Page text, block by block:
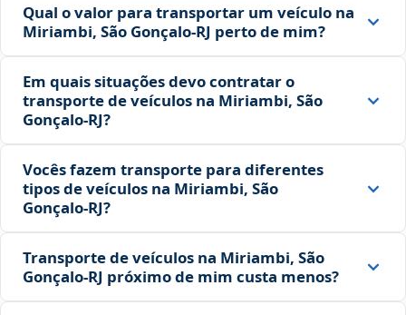
Qual o valor para transportar um veículo na
Miriambi, São Gonçalo‑RJ perto de mim?
Em quais situações devo contratar o
transporte de veículos na Miriambi, São
Gonçalo‑RJ?
Vocês fazem transporte para diferentes
tipos de veículos na Miriambi, São
Gonçalo‑RJ?
Transporte de veículos na Miriambi, São
Gonçalo‑RJ próximo de mim custa menos?